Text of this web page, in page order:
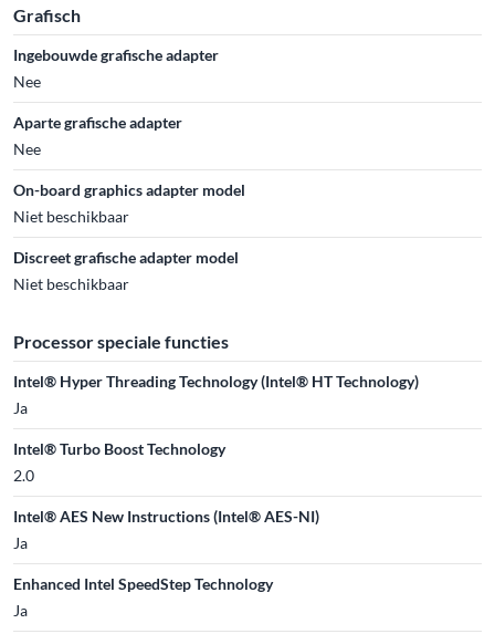
Grafisch
Ingebouwde grafische adapter
Nee
Aparte grafische adapter
Nee
On-board graphics adapter model
Niet beschikbaar
Discreet grafische adapter model
Niet beschikbaar
Processor speciale functies
Intel® Hyper Threading Technology (Intel® HT Technology)
Ja
Intel® Turbo Boost Technology
2.0
Intel® AES New Instructions (Intel® AES-NI)
Ja
Enhanced Intel SpeedStep Technology
Ja